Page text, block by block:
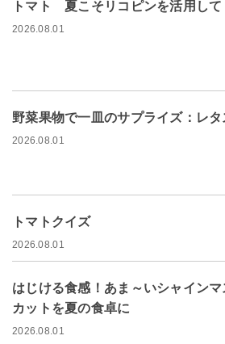
トマト 夏こそリコピンを活用して
2026.08.01
野菜果物で一皿のサプライズ：レタ
2026.08.01
トマトクイズ
2026.08.01
はじける食感！あま～いシャインマ
カットを夏の食卓に
2026.08.01